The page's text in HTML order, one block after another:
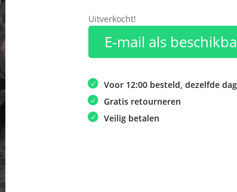
Uitverkocht!
E-mail als
Voor 12:00 besteld, dezelfde
Gratis retourneren
Veilig betalen